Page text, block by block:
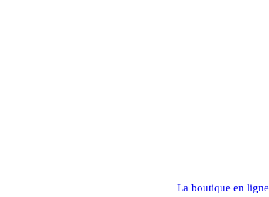
La boutique en ligne